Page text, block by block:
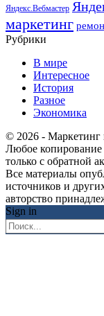
Яндекс.Вебмастер
маркетинг
Рубрики
В мире
Интересное
История
Разное
Экономика
© 2026 -
Любое копирование
только с обратной
Все материалы
источников и
авторство
Sign in